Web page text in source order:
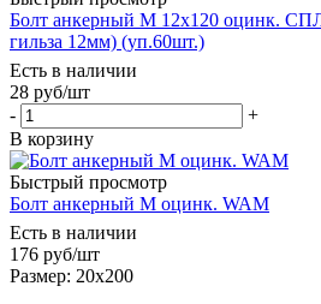
Болт анкерный М 12х120 оцинк.
гильза 12мм) (уп.60шт.)
Есть в наличии
28 руб/шт
-
+
В корзину
Быстрый просмотр
Болт анкерный М оцинк. WAM
Есть в наличии
176 руб/шт
Размер: 20х200